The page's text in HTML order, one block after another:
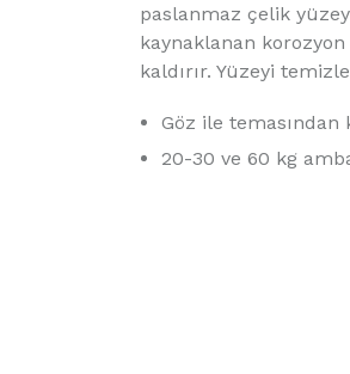
paslanmaz çelik
kaynaklanan
kaldırır. Yüzeyi
Göz ile temasından
20-30 ve 60 kg